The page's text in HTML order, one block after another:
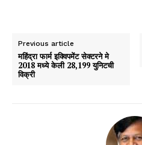
Previous article
महिंद्रा फार्म इक्विपमेंट सेक्टरने मे
2018 मध्ये केली 28,199 युनिटची
विक्री